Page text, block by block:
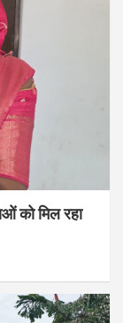
को मिल रहा